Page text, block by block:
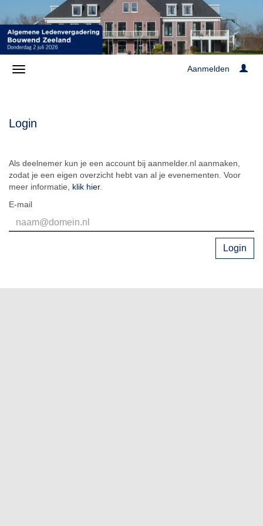
Aanmelden
Login
Als deelnemer kun je een account bij aanmelder.nl aanmaken,
zodat je een eigen overzicht hebt van al je evenementen. Voor
meer informatie, klik hier.
E-mail
Login